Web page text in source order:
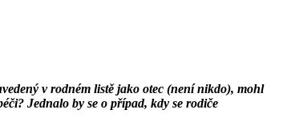
v rodném listě jako otec (není nikdo), mohl
Jednalo by se o případ, kdy se rodiče